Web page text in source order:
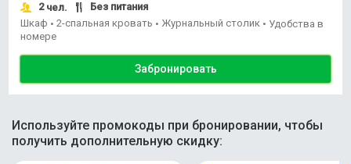
2чел.
Без питания
Шкаф • 2-спальная кровать • Журнальный столик • Удобства в
номере
Забронировать
Используйте промокоды при бронировании, чтобы
получить дополнительную скидку: